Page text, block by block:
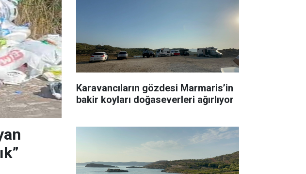
Karavancıların gözdesi Marmaris’in
bakir koyları doğaseverleri ağırlıyor